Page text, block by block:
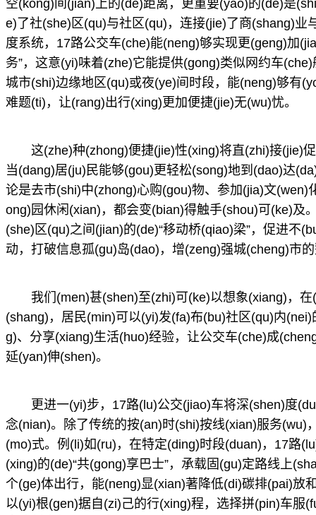
空(kong)间(jian)上的(de)距离，更重要(yao)的(de)是
e)了社(she)区(qu)与社区(qu)，连接(jie)了商(shang)业
度系统，17路公交车(che)能(neng)够实现更(geng)加
务”，这意(yi)味着(zhe)它能提供(gong)类似网约车
城市(shi)边缘地区(qu)或夜(ye)间时段，能(neng)够有
难题(ti)，让(rang)出行(xing)更加便捷(jie)无(wu)忧。
这(zhe)种(zhong)便捷(jie)性(xing)将直(zhi)接(jie)
当(dang)居(ju)民能够(gou)更轻松(song)地到(dao)达
论是去市(shi)中(zhong)心购(gou)物、参加(jia)文
ong)园休闲(xian)，都会变(bian)得触手(shou)可(ke)及
(she)区(qu)之间(jian)的(de)“移动桥(qiao)梁”，促进不
动，打破信息孤(gu)岛(dao)，增(zeng)强城(cheng)市
我们(men)甚(shen)至(zhi)可(ke)以想象(xiang)，
(shang)，居民(min)可以(yi)发(fa)布(bu)社区(qu)内
g)、分享(xiang)生活(huo)经验，让公交车(che)成
延(yan)伸(shen)。
更进一(yi)步，17路(lu)公交(jiao)车将深(shen)度
念(nian)。除了传统的按(an)时(shi)按线(xian)服务(wu)
(mo)式。例(li)如(ru)，在特定(ding)时段(duan)，17路
(xing)的(de)“共(gong)享巴士”，承载固(gu)定路线上
个(ge)体出行，能(neng)显(xian)著降低(di)碳排(pai)放
以(yi)根(gen)据自(zi)己的行(xing)程，选择拼(pin)车服